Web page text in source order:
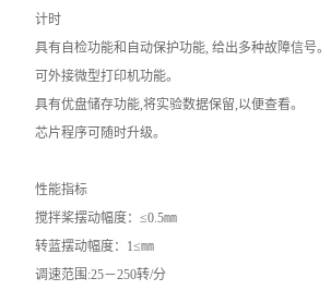
计时
具有自检功能和自动保护功能, 给出多种故障信号。
可外接微型打印机功能。
具有优盘储存功能,将实验数据保留,以便查看。
芯片程序可随时升级。
性能指标
搅拌桨摆动幅度：≤0.5㎜
转蓝摆动幅度：1≤㎜
调速范围:25－250转/分